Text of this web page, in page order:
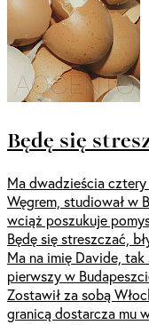
Będę się
Ma dwadzieścia
Węgrem, studiował w
wciąż poszukuje
Będę się streszczać,
Ma na imię Davide,
pierwszy w
Zostawił za sobą
granicą dostarcza mu